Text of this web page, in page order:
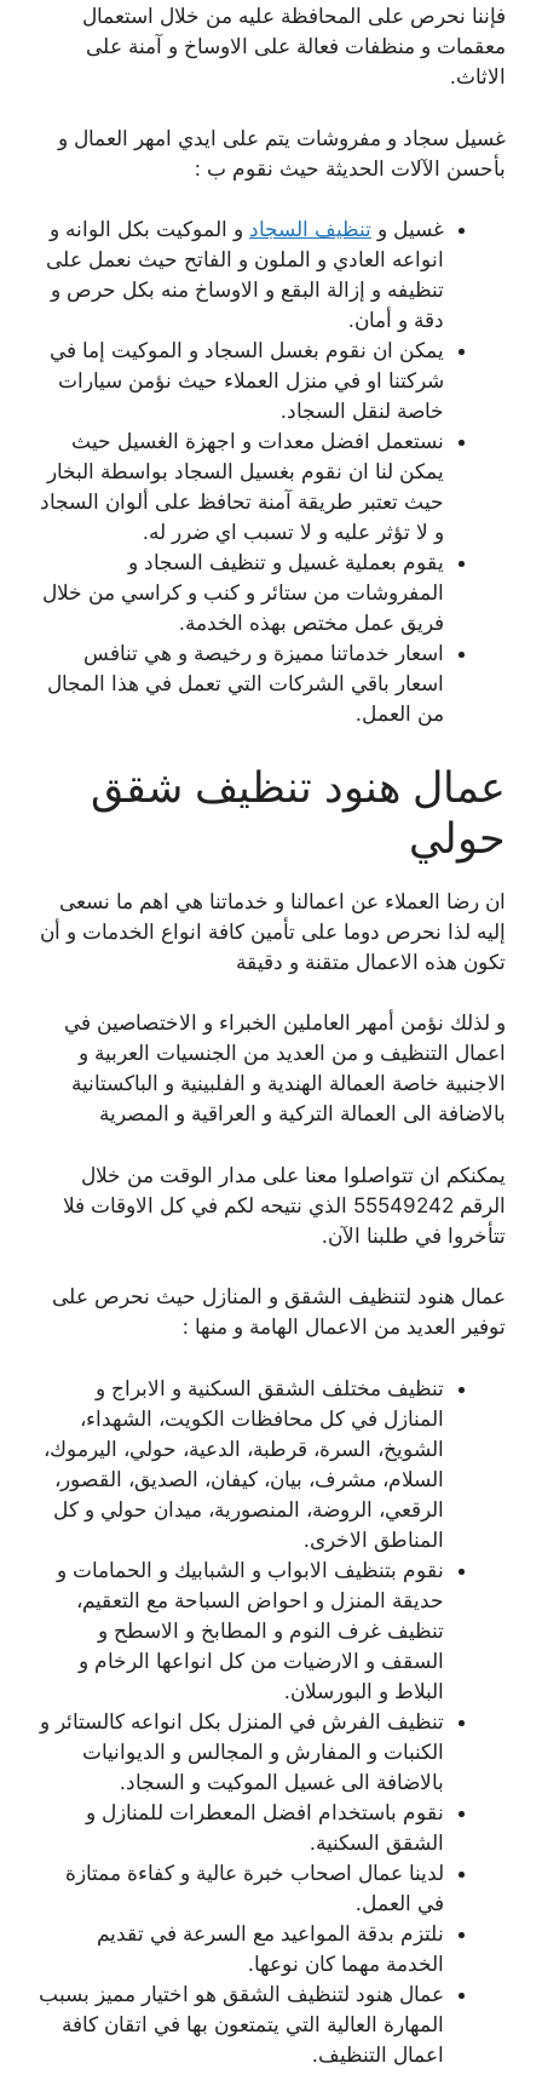
فإننا نحرص على المحافظة عليه من خلال استعمال
معقمات و منظفات فعالة على الاوساخ و آمنة على
الاثاث.
غسيل سجاد و مفروشات يتم على ايدي امهر العمال و
بأحسن الآلات الحديثة حيث نقوم ب :
غسيل و تنظيف السجاد و الموكيت بكل الوانه و
انواعه العادي و الملون و الفاتح حيث نعمل على
تنظيفه و إزالة البقع و الاوساخ منه بكل حرص و
دقة و أمان.
يمكن ان نقوم بغسل السجاد و الموكيت إما في
شركتنا او في منزل العملاء حيث نؤمن سيارات
خاصة لنقل السجاد.
نستعمل افضل معدات و اجهزة الغسيل حيث
يمكن لنا ان نقوم بغسيل السجاد بواسطة البخار
حيث تعتبر طريقة آمنة تحافظ على ألوان السجاد
و لا تؤثر عليه و لا تسبب اي ضرر له.
يقوم بعملية غسيل و تنظيف السجاد و
المفروشات من ستائر و كنب و كراسي من خلال
فريق عمل مختص بهذه الخدمة.
اسعار خدماتنا مميزة و رخيصة و هي تنافس
اسعار باقي الشركات التي تعمل في هذا المجال
من العمل.
عمال هنود تنظيف شقق
حولي
ان رضا العملاء عن اعمالنا و خدماتنا هي اهم ما نسعى
إليه لذا نحرص دوما على تأمين كافة انواع الخدمات و أن
تكون هذه الاعمال متقنة و دقيقة
و لذلك نؤمن أمهر العاملين الخبراء و الاختصاصين في
اعمال التنظيف و من العديد من الجنسيات العربية و
الاجنبية خاصة العمالة الهندية و الفلبينية و الباكستانية
بالاضافة الى العمالة التركية و العراقية و المصرية
يمكنكم ان تتواصلوا معنا على مدار الوقت من خلال
الرقم 55549242 الذي نتيحه لكم في كل الاوقات فلا
تتأخروا في طلبنا الآن.
عمال هنود لتنظيف الشقق و المنازل حيث نحرص على
توفير العديد من الاعمال الهامة و منها :
تنظيف مختلف الشقق السكنية و الابراج و
المنازل في كل محافظات الكويت، الشهداء،
الشويخ، السرة، قرطبة، الدعية، حولي، اليرموك،
السلام، مشرف، بيان، كيفان، الصديق، القصور،
الرقعي، الروضة، المنصورية، ميدان حولي و كل
المناطق الاخرى.
نقوم بتنظيف الابواب و الشبابيك و الحمامات و
حديقة المنزل و احواض السباحة مع التعقيم،
تنظيف غرف النوم و المطابخ و الاسطح و
السقف و الارضيات من كل انواعها الرخام و
البلاط و البورسلان.
تنظيف الفرش في المنزل بكل انواعه كالستائر و
الكنبات و المفارش و المجالس و الديوانيات
بالاضافة الى غسيل الموكيت و السجاد.
نقوم باستخدام افضل المعطرات للمنازل و
الشقق السكنية.
لدينا عمال اصحاب خبرة عالية و كفاءة ممتازة
في العمل.
نلتزم بدقة المواعيد مع السرعة في تقديم
الخدمة مهما كان نوعها.
عمال هنود لتنظيف الشقق هو اختيار مميز بسبب
المهارة العالية التي يتمتعون بها في اتقان كافة
اعمال التنظيف.